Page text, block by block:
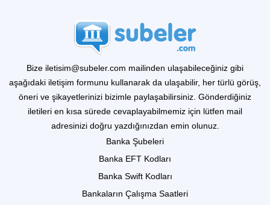
Bize iletisim@subeler.com mailinden ulaşabileceğiniz gibi
aşağıdaki iletişim formunu kullanarak da ulaşabilir, her türlü görüş,
öneri ve şikayetlerinizi bizimle paylaşabilirsiniz. Gönderdiğiniz
iletileri en kısa sürede cevaplayabilmemiz için lütfen mail
adresinizi doğru yazdığınızdan emin olunuz.
Banka Şubeleri
Banka EFT Kodları
Banka Swift Kodları
Bankaların Çalışma Saatleri